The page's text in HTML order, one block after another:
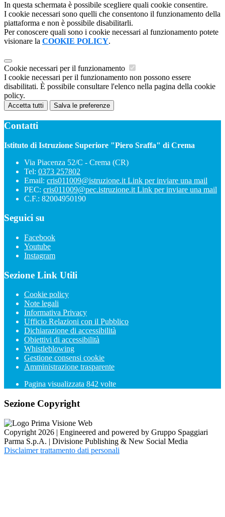
In questa schermata è possibile scegliere quali cookie consentire.
I cookie necessari sono quelli che consentono il funzionamento della
piattaforma e non è possibile disabilitarli.
Per conoscere quali sono i cookie necessari al funzionamento potete
visionare la COOKIE POLICY.
Cookie necessari per il funzionamento
I cookie necessari per il funzionamento non possono essere
disabilitati. È possibile consultare l'elenco nella pagina della cookie
policy.
Accetta tutti Salva le preferenze
Contatti
Istituto di Istruzione Superiore "Piero Sraffa" di Crema
Via Piacenza 52/C - Crema (CR)
Tel: 0373 257802
Email: cris011009@istruzione.it Link per inviare una mail
PEC: cris011009@pec.istruzione.it Link per inviare una mail
C.F.: 82004950190
Seguici su
Facebook
Youtube
Instagram
Sezione Link Utili
Cookie policy
Note legali
Informativa Privacy
Ufficio Relazioni con il Pubblico
Dichiarazione di accessibilità
Obiettivi di accessibilità
Whistleblowing
Gestione consensi cookie
Amministrazione trasparente
Pagina visualizzata 842 volte
Sezione Copyright
Copyright 2026 | Engineered and powered by Gruppo Spaggiari
Parma S.p.A. | Divisione Publishing & New Social Media
Disclaimer trattamento dati personali